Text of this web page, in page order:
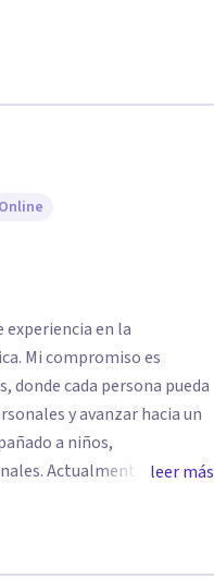
experiencia en la
Mi compromiso es
donde cada persona pueda
y avanzar hacia un
a niños,
Actualmente realizo
servicio accesible y
paciente.
leer más